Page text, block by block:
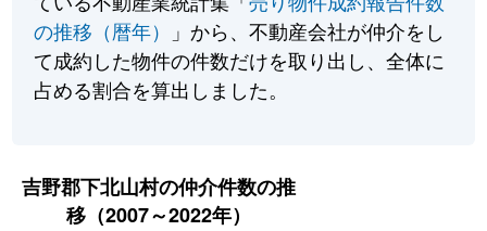
の推移（暦年）
」から、不動産会社が仲介をし
て成約した物件の件数だけを取り出し、全体に
占める割合を算出しました。
吉野郡下北山村の仲介件数の推
移（2007～2022年）